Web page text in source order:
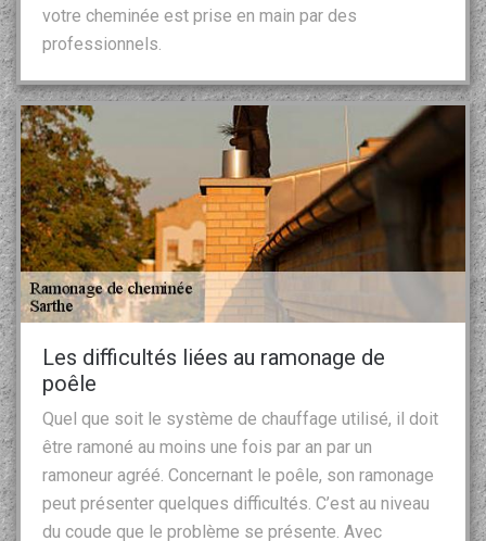
votre cheminée est prise en main par des
professionnels.
Les difficultés liées au ramonage de
poêle
Quel que soit le système de chauffage utilisé, il doit
être ramoné au moins une fois par an par un
ramoneur agréé. Concernant le poêle, son ramonage
peut présenter quelques difficultés. C’est au niveau
du coude que le problème se présente. Avec